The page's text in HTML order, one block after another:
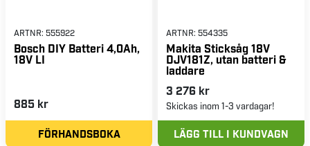
ARTNR: 555922
Bosch DIY Batteri 4,0Ah,
18V LI
885 kr
FÖRHANDSBOKA
ARTNR: 554335
Makita Sticksåg 18V
DJV181Z, utan batteri &
laddare
3 276 kr
Skickas inom 1-3 vardagar!
LÄGG TILL I KUNDVAGN